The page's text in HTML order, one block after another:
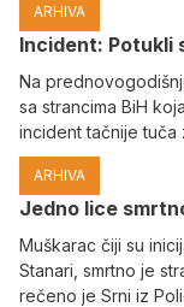
ARHIVA
Incident: Potukli
Na
sa strancima BiH
incident tačnije tuča
ARHIVA
Јedno lice
Muškarac čiji su
Stanari, smrtno je
rečeno je Srni iz